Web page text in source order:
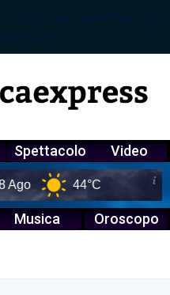
Spettacolo Video
44°C 9 Ago
Musica Oroscopo